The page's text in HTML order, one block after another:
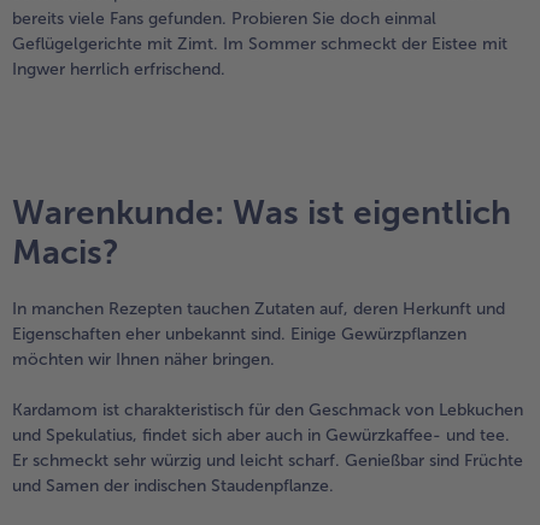
bereits viele Fans gefunden. Probieren Sie doch einmal
Geflügelgerichte mit Zimt. Im Sommer schmeckt der Eistee mit
Ingwer herrlich erfrischend.
Warenkunde: Was ist eigentlich
Macis?
In manchen Rezepten tauchen Zutaten auf, deren Herkunft und
Eigenschaften eher unbekannt sind. Einige Gewürzpflanzen
möchten wir Ihnen näher bringen.
Kardamom ist charakteristisch für den Geschmack von Lebkuchen
und Spekulatius, findet sich aber auch in Gewürzkaffee- und tee.
Er schmeckt sehr würzig und leicht scharf. Genießbar sind Früchte
und Samen der indischen Staudenpflanze.